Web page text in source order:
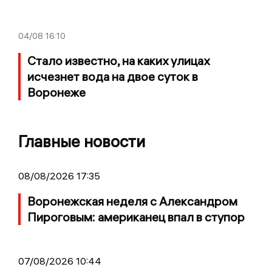
04/08 16:10
Стало известно, на каких улицах
исчезнет вода на двое суток в
Воронеже
Главные новости
08/08/2026 17:35
Воронежская неделя с Александром
Пироговым: американец впал в ступор
07/08/2026 10:44